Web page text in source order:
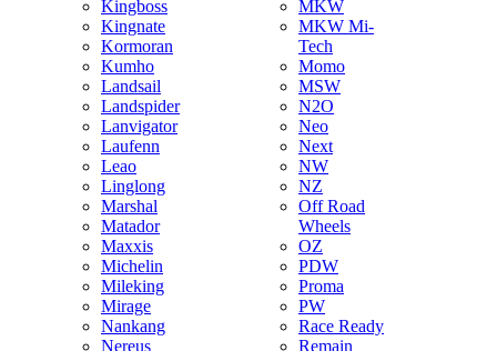
Kingboss
Kingnate
Kormoran
Kumho
Landsail
Landspider
Lanvigator
Laufenn
Leao
Linglong
Marshal
Matador
Maxxis
Michelin
Mileking
Mirage
Nankang
Nereus
MKW
MKW Mi-
Tech
Momo
MSW
N2O
Neo
Next
NW
NZ
Off Road
Wheels
OZ
PDW
Proma
PW
Race Ready
Remain